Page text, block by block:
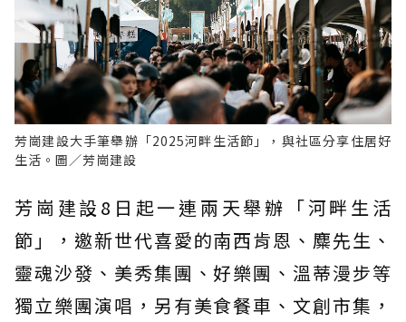
芳崗建設大手筆舉辦「2025河畔生活節」，與社區分享住居好
生活。圖／芳崗建設
芳崗建設8日起一連兩天舉辦「河畔生活
節」，邀新世代喜愛的南西肯恩、麋先生、
靈魂沙發、美秀集團、好樂團、溫蒂漫步等
獨立樂團演唱，另有美食餐車、文創市集，